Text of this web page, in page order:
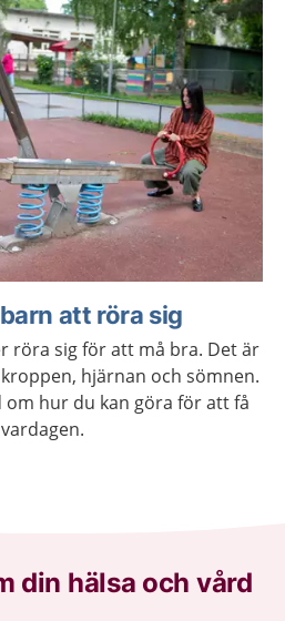
att röra sig
röra sig för att må bra. Det är
hjärnan och sömnen.
hur du kan göra för att få
din hälsa och vård